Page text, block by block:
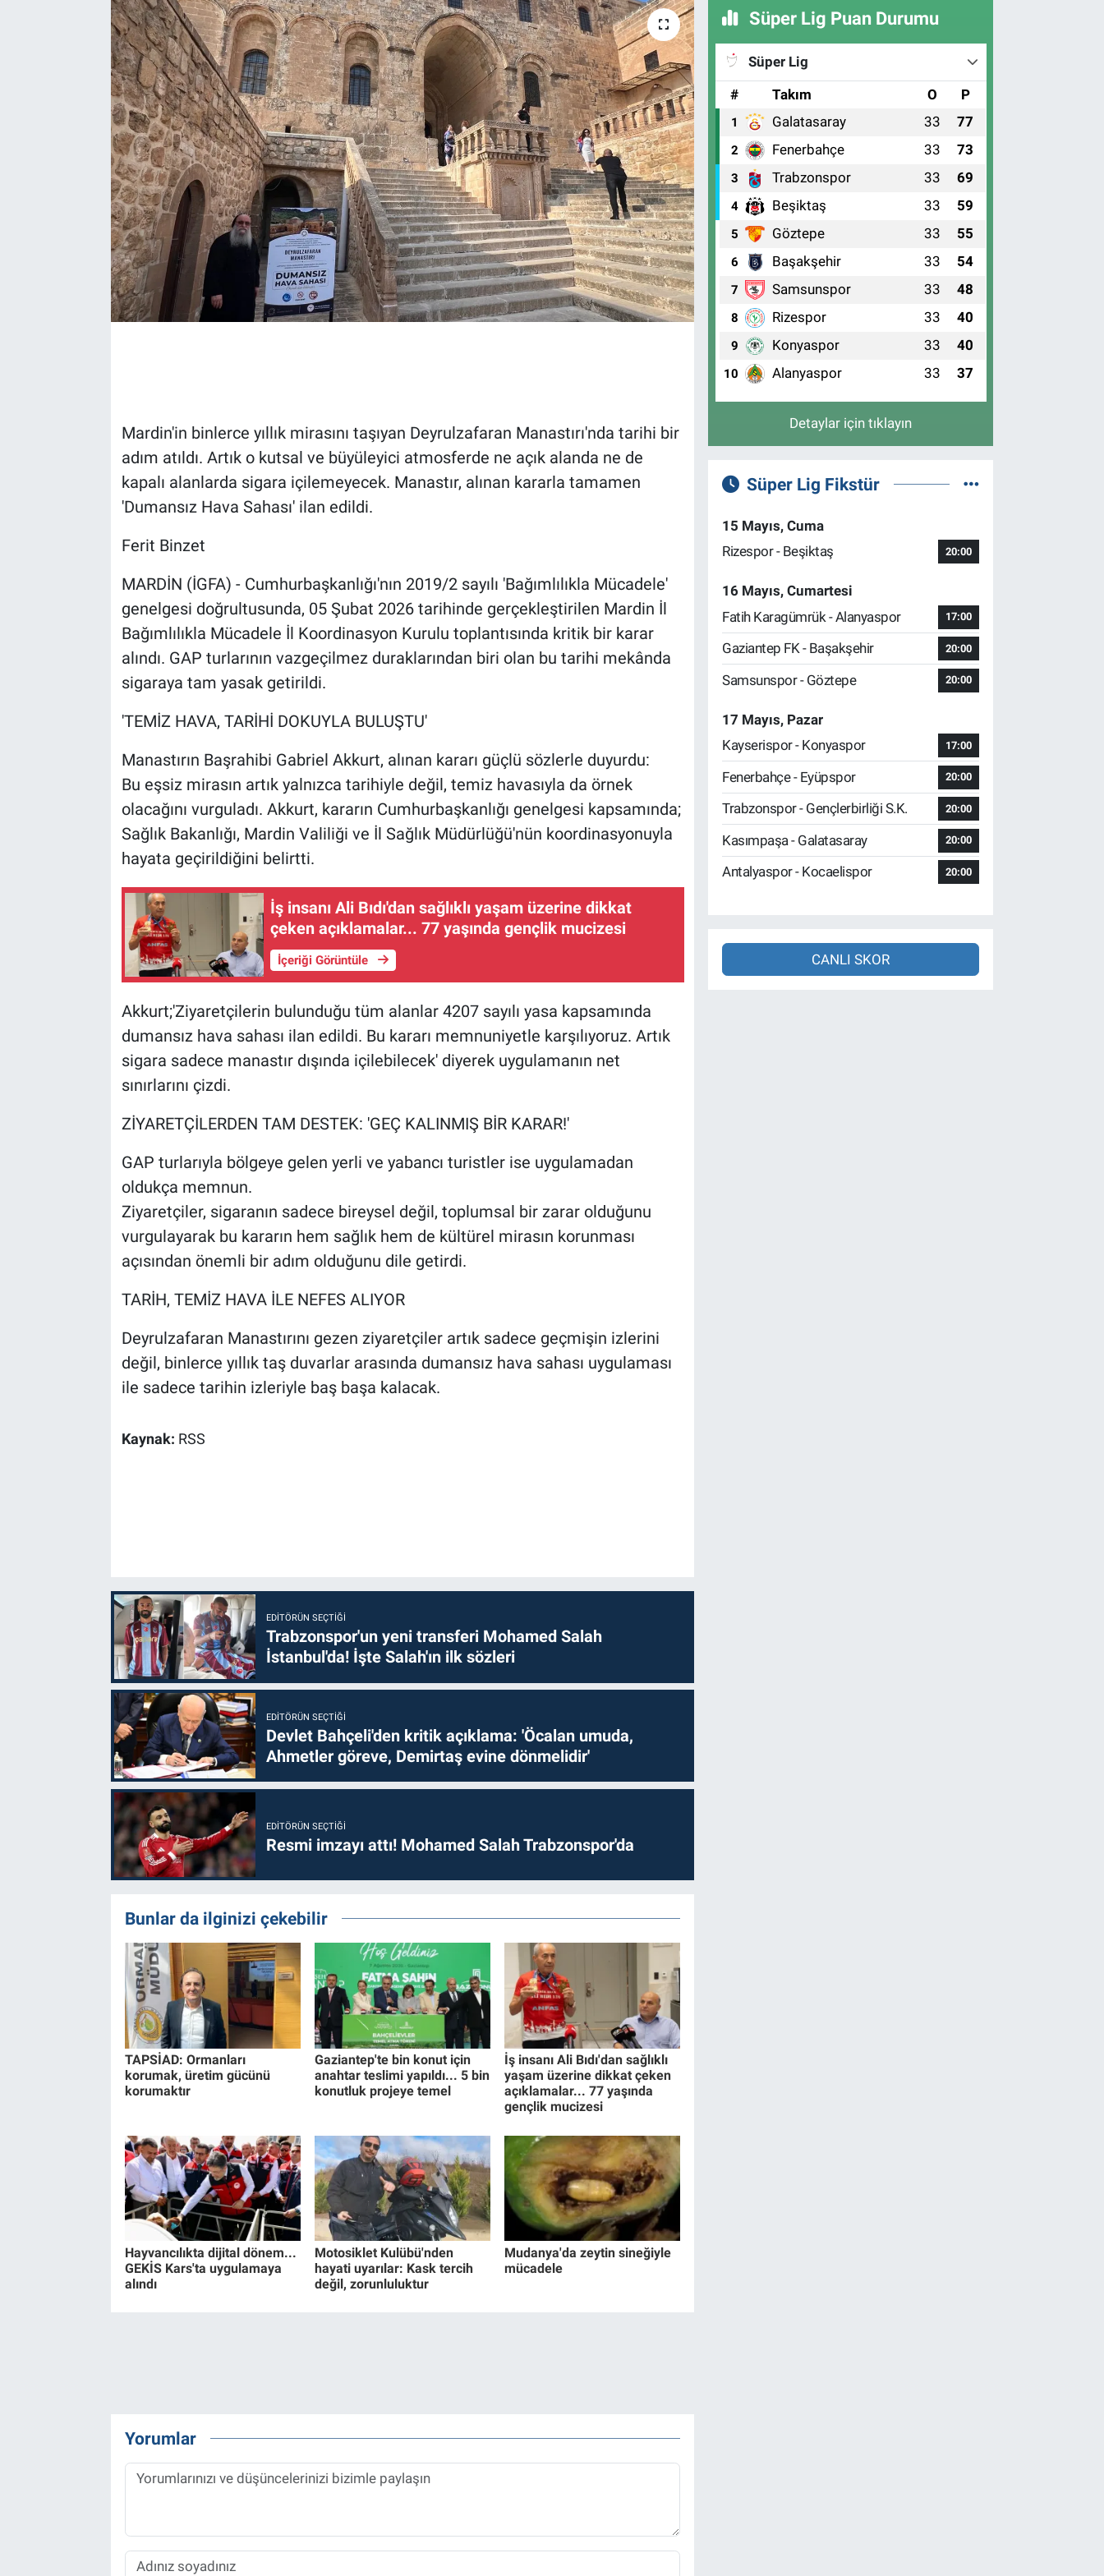
Mardin'in binlerce yıllık mirasını taşıyan Deyrulzafaran Manastırı'nda tarihi bir
adım atıldı. Artık o kutsal ve büyüleyici atmosferde ne açık alanda ne de
kapalı alanlarda sigara içilemeyecek. Manastır, alınan kararla tamamen
'Dumansız Hava Sahası' ilan edildi.
Ferit Binzet
MARDİN (İGFA) - Cumhurbaşkanlığı'nın 2019/2 sayılı 'Bağımlılıkla Mücadele'
genelgesi doğrultusunda, 05 Şubat 2026 tarihinde gerçekleştirilen Mardin İl
Bağımlılıkla Mücadele İl Koordinasyon Kurulu toplantısında kritik bir karar
alındı. GAP turlarının vazgeçilmez duraklarından biri olan bu tarihi mekânda
sigaraya tam yasak getirildi.
'TEMİZ HAVA, TARİHİ DOKUYLA BULUŞTU'
Manastırın Başrahibi Gabriel Akkurt, alınan kararı güçlü sözlerle duyurdu:
Bu eşsiz mirasın artık yalnızca tarihiyle değil, temiz havasıyla da örnek
olacağını vurguladı. Akkurt, kararın Cumhurbaşkanlığı genelgesi kapsamında;
Sağlık Bakanlığı, Mardin Valiliği ve İl Sağlık Müdürlüğü'nün koordinasyonuyla
hayata geçirildiğini belirtti.
İş insanı Ali Bıdı'dan sağlıklı yaşam üzerine dikkat
çeken açıklamalar... 77 yaşında gençlik mucizesi
İçeriği Görüntüle
Akkurt;'Ziyaretçilerin bulunduğu tüm alanlar 4207 sayılı yasa kapsamında
dumansız hava sahası ilan edildi. Bu kararı memnuniyetle karşılıyoruz. Artık
sigara sadece manastır dışında içilebilecek' diyerek uygulamanın net
sınırlarını çizdi.
ZİYARETÇİLERDEN TAM DESTEK: 'GEÇ KALINMIŞ BİR KARAR!'
GAP turlarıyla bölgeye gelen yerli ve yabancı turistler ise uygulamadan
oldukça memnun.
Ziyaretçiler, sigaranın sadece bireysel değil, toplumsal bir zarar olduğunu
vurgulayarak bu kararın hem sağlık hem de kültürel mirasın korunması
açısından önemli bir adım olduğunu dile getirdi.
TARİH, TEMİZ HAVA İLE NEFES ALIYOR
Deyrulzafaran Manastırını gezen ziyaretçiler artık sadece geçmişin izlerini
değil, binlerce yıllık taş duvarlar arasında dumansız hava sahası uygulaması
ile sadece tarihin izleriyle baş başa kalacak.
Kaynak: RSS
EDITÖRÜN SEÇTIĞI
Trabzonspor'un yeni transferi Mohamed Salah
İstanbul'da! İşte Salah'ın ilk sözleri
EDITÖRÜN SEÇTIĞI
Devlet Bahçeli'den kritik açıklama: 'Öcalan umuda,
Ahmetler göreve, Demirtaş evine dönmelidir'
EDITÖRÜN SEÇTIĞI
Resmi imzayı attı! Mohamed Salah Trabzonspor'da
Bunlar da ilginizi çekebilir
TAPSİAD: Ormanları
korumak, üretim gücünü
korumaktır
Gaziantep'te bin konut için
anahtar teslimi yapıldı... 5 bin
konutluk projeye temel
İş insanı Ali Bıdı'dan sağlıklı
yaşam üzerine dikkat çeken
açıklamalar... 77 yaşında
gençlik mucizesi
Hayvancılıkta dijital dönem...
GEKİS Kars'ta uygulamaya
alındı
Motosiklet Kulübü'nden
hayati uyarılar: Kask tercih
değil, zorunluluktur
Mudanya'da zeytin sineğiyle
mücadele
Yorumlar
Süper Lig Puan Durumu
Süper Lig
#
Takım O P
1 Galatasaray 33 77
2 Fenerbahçe 33 73
3 Trabzonspor 33 69
4 Beşiktaş 33 59
5 Göztepe 33 55
6 Başakşehir 33 54
7 Samsunspor 33 48
8 Rizespor 33 40
9 Konyaspor 33 40
10 Alanyaspor 33 37
Detaylar için tıklayın
Süper Lig Fikstür
15 Mayıs, Cuma
Rizespor - Beşiktaş
20:00
16 Mayıs, Cumartesi
Fatih Karagümrük - Alanyaspor
17:00
Gaziantep FK - Başakşehir 20:00
Samsunspor - Göztepe 20:00
17 Mayıs, Pazar
Kayserispor - Konyaspor
17:00
Fenerbahçe - Eyüpspor 20:00
Trabzonspor - Gençlerbirliği S.K. 20:00
Kasımpaşa - Galatasaray 20:00
Antalyaspor - Kocaelispor 20:00
CANLI SKOR